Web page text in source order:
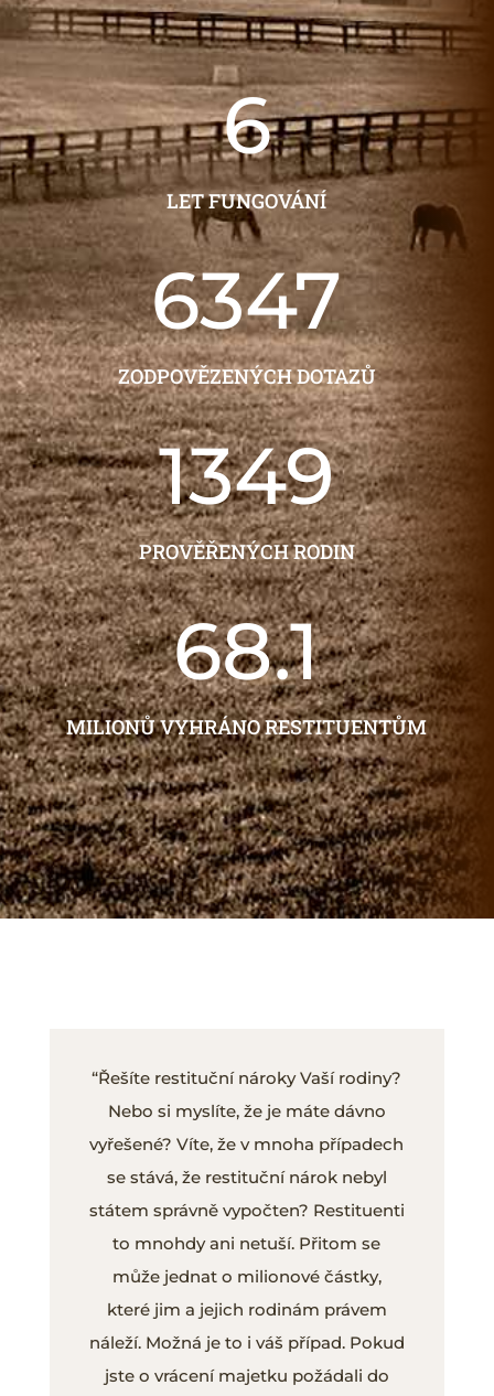
6
LET FUNGOVÁNÍ
6347
ZODPOVĚZENÝCH DOTAZŮ
1349
PROVĚŘENÝCH RODIN
68.1
MILIONŮ VYHRÁNO RESTITUENTŮM
“Řešíte restituční nároky Vaší rodiny?
Nebo si myslíte, že je máte dávno
vyřešené? Víte, že v mnoha případech
se stává, že restituční nárok nebyl
státem správně vypočten? Restituenti
to mnohdy ani netuší. Přitom se
může jednat o milionové částky,
které jim a jejich rodinám právem
náleží. Možná je to i váš případ. Pokud
jste o vrácení majetku požádali do